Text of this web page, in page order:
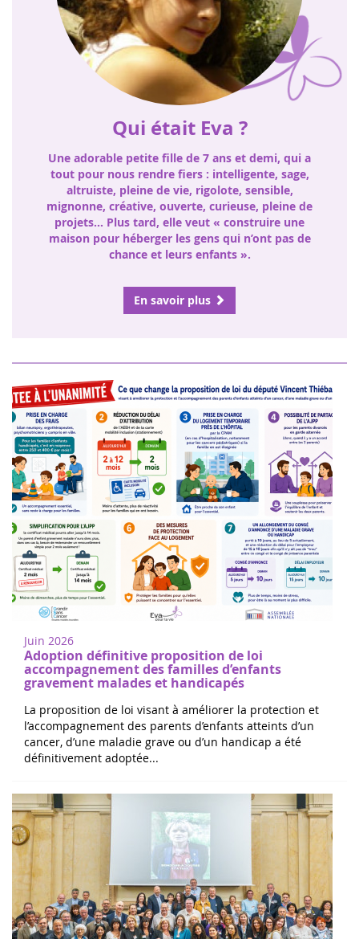
Qui était Eva ?
Une adorable petite fille de 7 ans et demi, qui a
tout pour nous rendre fiers : intelligente, sage,
altruiste, pleine de vie, rigolote, sensible,
mignonne, créative, ouverte, curieuse, pleine de
projets… Plus tard, elle veut « construire une
maison pour héberger les gens qui n’ont pas de
chance et leurs enfants ».
En savoir plus
Juin 2026
Adoption définitive proposition de loi
accompagnement des familles d’enfants
gravement malades et handicapés
La proposition de loi visant à améliorer la protection et
l’accompagnement des parents d’enfants atteints d’un
cancer, d’une maladie grave ou d’un handicap a été
définitivement adoptée...